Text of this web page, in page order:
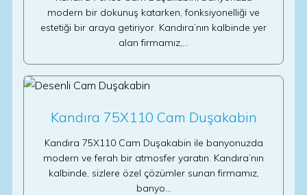
modern bir dokunuş katarken, fonksiyonelliği ve
estetiği bir araya getiriyor. Kandıra’nın kalbinde yer
alan firmamız,…
Kandıra 75X110 Cam Duşakabin
Kandıra 75X110 Cam Duşakabin ile banyonuzda
modern ve ferah bir atmosfer yaratın. Kandıra’nın
kalbinde, sizlere özel çözümler sunan firmamız,
banyo…